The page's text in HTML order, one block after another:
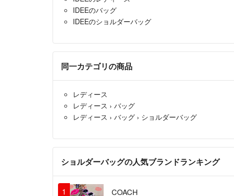
IDEEのバッグ
IDEEのショルダーバッグ
同一カテゴリの商品
レディース
レディース › バッグ
レディース › バッグ › ショルダーバッグ
ショルダーバッグの人気ブランドランキング
1 COACH